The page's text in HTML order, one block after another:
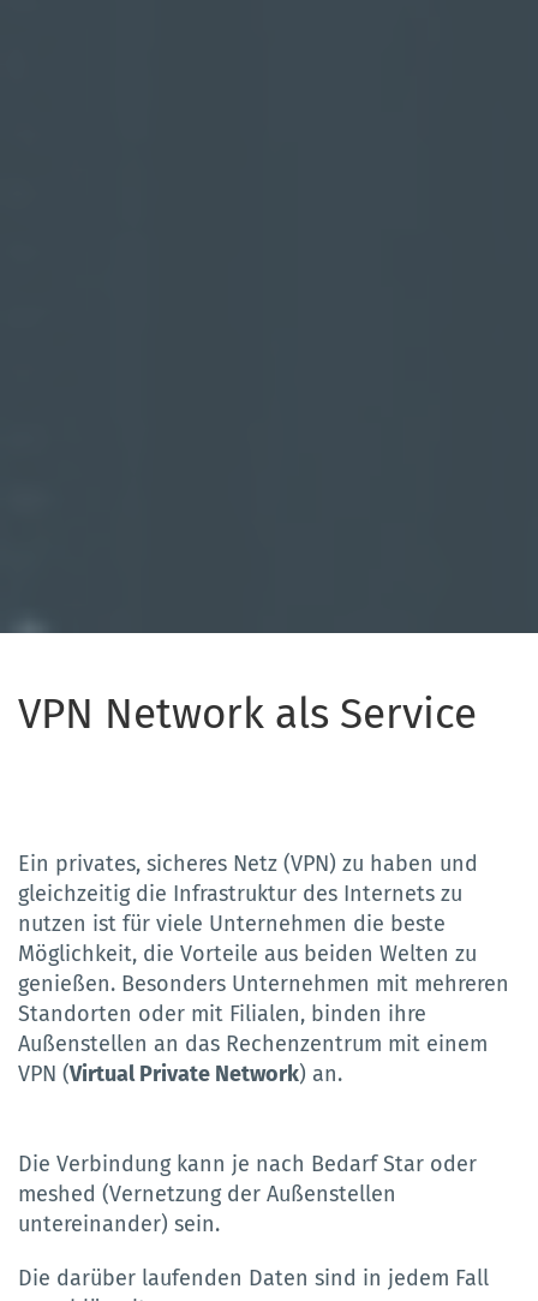
VPN Network als Service
Ein privates, sicheres Netz (VPN) zu haben und
gleichzeitig die Infrastruktur des Internets zu
nutzen ist für viele Unternehmen die beste
Möglichkeit, die Vorteile aus beiden Welten zu
genießen. Besonders Unternehmen mit mehreren
Standorten oder mit Filialen, binden ihre
Außenstellen an das Rechenzentrum mit einem
VPN (Virtual Private Network) an.
Die Verbindung kann je nach Bedarf Star oder
meshed (Vernetzung der Außenstellen
untereinander) sein.
Die darüber laufenden Daten sind in jedem Fall